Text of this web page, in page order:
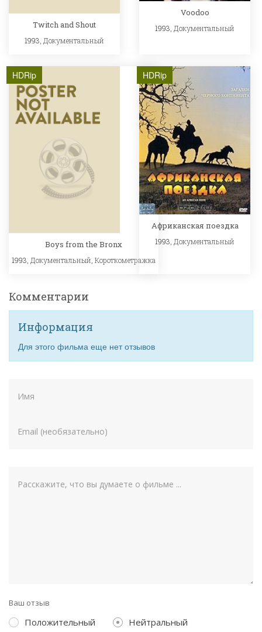
Twitch and Shout
1993, Документальный
Voodoo
1993, Документальный
HDRip
Boys from the Bronx
1993, Документальный Короткометражка
HDRip
Африканская поездка
1993, Документальный
Комментарии
Информация
Для этого фильма еще нет отзывов
Ваш отзыв
Положительный
Нейтральный